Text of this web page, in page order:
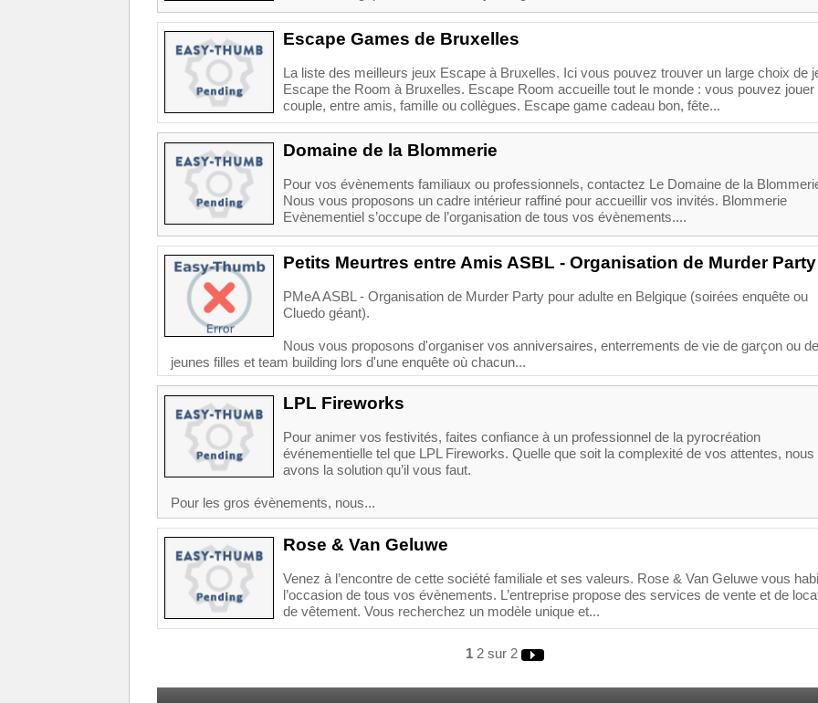
Escape Games de Bruxelles
La liste des meilleurs jeux Escape à Bruxelles. Ici vous pouvez trouver un large choix de
Escape the Room à Bruxelles. Escape Room accueille tout le monde : vous pouvez jouer
couple, entre amis, famille ou collègues. Escape game cadeau bon, fête...
Domaine de la Blommerie
Pour vos évènements familiaux ou professionnels, contactez Le Domaine de la
Nous vous proposons un cadre intérieur raffiné pour accueillir vos invités. Blommerie
Evènementiel s’occupe de l’organisation de tous vos évènements....
Petits Meurtres entre Amis ASBL - Organisation de Murder Party
PMeA ASBL - Organisation de Murder Party pour adulte en Belgique (soirées enquête ou
Cluedo géant).
Nous vous proposons d'organiser vos anniversaires, enterrements de vie de garçon ou de
jeunes filles et team building lors d'une enquête où chacun...
LPL Fireworks
Pour animer vos festivités, faites confiance à un professionnel de la pyrocréation
événementielle tel que LPL Fireworks. Quelle que soit la complexité de vos attentes, nous
avons la solution qu’il vous faut.
Pour les gros évènements, nous...
Rose & Van Geluwe
Venez à l’encontre de cette société familiale et ses valeurs. Rose & Van Geluwe vous
l’occasion de tous vos évènements. L’entreprise propose des services de vente et de
de vêtement. Vous recherchez un modèle unique et...
1 2 sur 2